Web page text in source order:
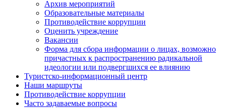
Архив мероприятий
Образовательные материалы
Противодействие коррупции
Оценить учреждение
Вакансии
Форма для сбора информации о лицах, возможно
причастных к распространению радикальной
идеологии или подвергшихся ее влиянию
Туристско-информационный центр
Наши маршруты
Противодействие коррупции
Часто задаваемые вопросы